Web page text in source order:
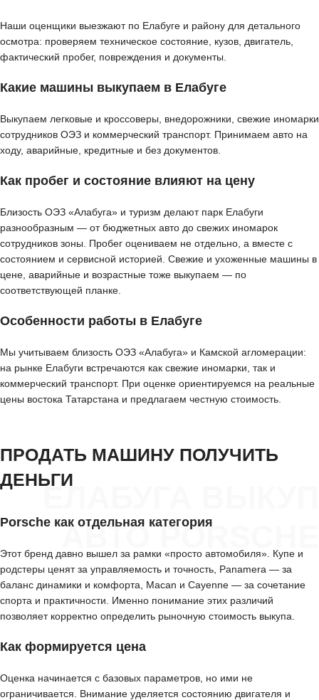
Наши оценщики выезжают по Елабуге и району для детального
осмотра: проверяем техническое состояние, кузов, двигатель,
фактический пробег, повреждения и документы.
Какие машины выкупаем в Елабуге
Выкупаем легковые и кроссоверы, внедорожники, свежие иномарки
сотрудников ОЭЗ и коммерческий транспорт. Принимаем авто на
ходу, аварийные, кредитные и без документов.
Как пробег и состояние влияют на цену
Близость ОЭЗ «Алабуга» и туризм делают парк Елабуги
разнообразным — от бюджетных авто до свежих иномарок
сотрудников зоны. Пробег оцениваем не отдельно, а вместе с
состоянием и сервисной историей. Свежие и ухоженные машины в
цене, аварийные и возрастные тоже выкупаем — по
соответствующей планке.
Особенности работы в Елабуге
Мы учитываем близость ОЭЗ «Алабуга» и Камской агломерации:
на рынке Елабуги встречаются как свежие иномарки, так и
коммерческий транспорт. При оценке ориентируемся на реальные
цены востока Татарстана и предлагаем честную стоимость.
ЕЛАБУГА ВЫКУП
АВТО PORSCHE
ПРОДАТЬ МАШИНУ ПОЛУЧИТЬ
ДЕНЬГИ
Porsche как отдельная категория
Этот бренд давно вышел за рамки «просто автомобиля». Купе и
родстеры ценят за управляемость и точность, Panamera — за
баланс динамики и комфорта, Macan и Cayenne — за сочетание
спорта и практичности. Именно понимание этих различий
позволяет корректно определить рыночную стоимость выкупа.
Как формируется цена
Оценка начинается с базовых параметров, но ими не
ограничивается. Внимание уделяется состоянию двигателя и